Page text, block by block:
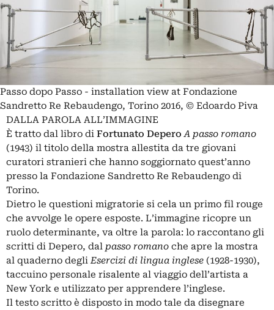
Passo dopo Passo - installation view at Fondazione
Sandretto Re Rebaudengo, Torino 2016, © Edoardo Piva
DALLA PAROLA ALL’IMMAGINE
È tratto dal libro di Fortunato Depero A passo romano
(1943) il titolo della mostra allestita da tre giovani
curatori stranieri che hanno soggiornato quest’anno
presso la Fondazione Sandretto Re Rebaudengo di
Torino.
Dietro le questioni migratorie si cela un primo fil rouge
che avvolge le opere esposte. L’immagine ricopre un
ruolo determinante, va oltre la parola: lo raccontano gli
scritti di Depero, dal passo romano che apre la mostra
al quaderno degliEsercizi di lingua inglese (1928-1930),
taccuino personale risalente al viaggio dell’artista a
New York e utilizzato per apprendere l’inglese.
Il testo scritto è disposto in modo tale da disegnare